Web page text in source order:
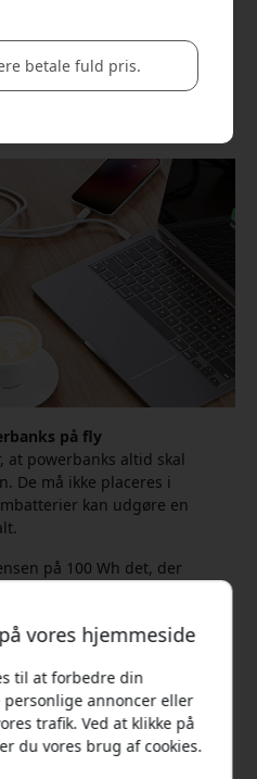
blevet stadig
flyselskaber og
deres retningslinjer for
ikke, at du skal lade din
det er godt at kende de
tasken.
på fly
at powerbanks altid skal
De må ikke placeres i
kan udgøre en
på 100 Wh det, der
dette niveau er normalt
Modeller mellem
godkendelse fra
som regel slet ikke må
mAh?
deres powerbanks med
bruger
vores hjemmeside
til at forbedre din
personlige annoncer eller
trafik. Ved at klikke på
du vores brug af cookies.
betale fuld pris.